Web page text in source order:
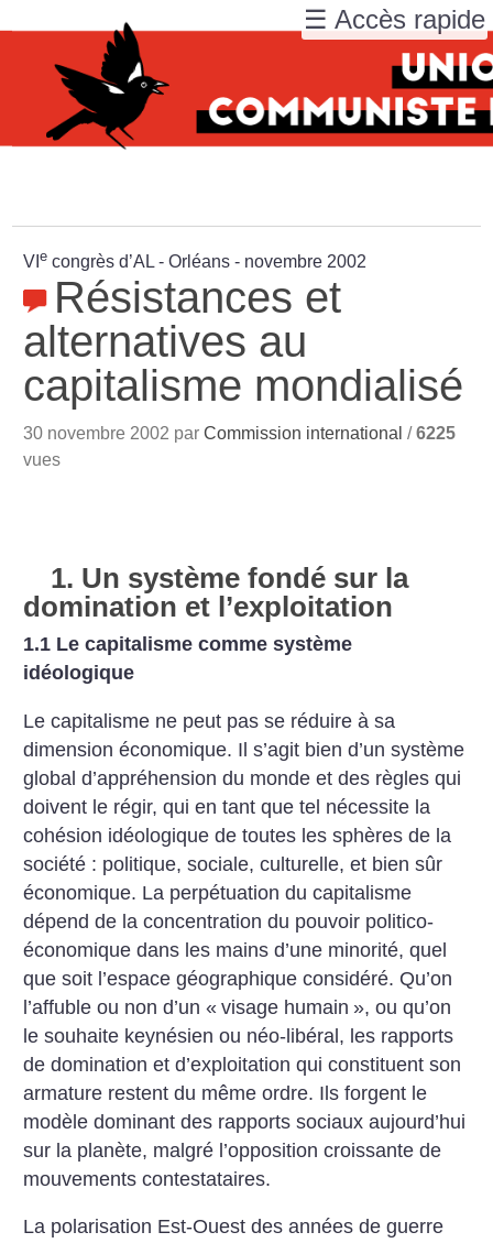
VIe congrès d’AL - Orléans - novembre 2002
Résistances et
alternatives au
capitalisme mondialisé
30 novembre 2002 parCommission international /6225
vues
1. Un système fondé sur la
domination et l’exploitation
1.1 Le capitalisme comme système
idéologique
Le capitalisme ne peut pas se réduire à sa
dimension économique. Il s’agit bien d’un système
global d’appréhension du monde et des règles qui
doivent le régir, qui en tant que tel nécessite la
cohésion idéologique de toutes les sphères de la
société : politique, sociale, culturelle, et bien sûr
économique. La perpétuation du capitalisme
dépend de la concentration du pouvoir politico-
économique dans les mains d’une minorité, quel
que soit l’espace géographique considéré. Qu’on
l’affuble ou non d’un « visage humain », ou qu’on
le souhaite keynésien ou néo-libéral, les rapports
de domination et d’exploitation qui constituent son
armature restent du même ordre. Ils forgent le
modèle dominant des rapports sociaux aujourd’hui
sur la planète, malgré l’opposition croissante de
mouvements contestataires.
La polarisation Est-Ouest des années de guerre
☰ Accès rapide